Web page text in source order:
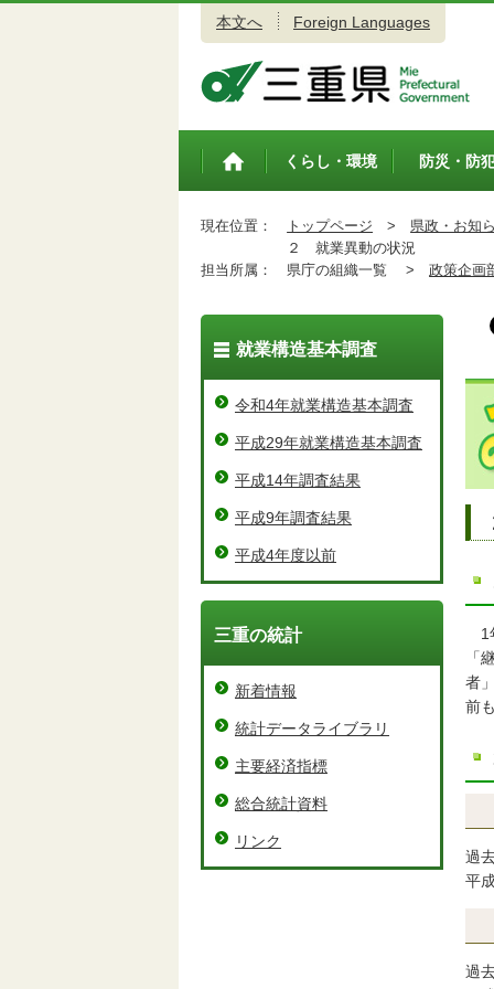
本文へ Foreign Languages
トップペ
くらし・環境 防災・防
現在位置： トップページ >
県政・お知
２ 就業異動の状況
担当所属：
県庁の組織一覧 > 政策企画
1
「
者
前
過
平
過
就業構造基本調査
令和4年就業構造基本調査
平成29年就業構造基本調査
平成14年調査結果
平成9年調査結果
平成4年度以前
三重の統計
新着情報
統計データライブラリ
主要経済指標
総合統計資料
リンク